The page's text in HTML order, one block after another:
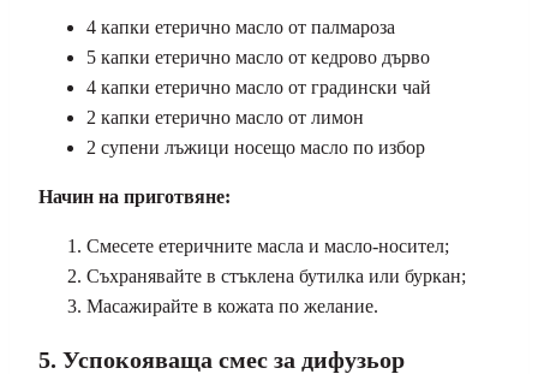
4 капки етерично масло от палмароза
5 капки етерично масло от кедрово дърво
4 капки етерично масло от градински чай
2 капки етерично масло от лимон
2 супени лъжици носещо масло по избор
Начин на приготвяне:
Смесете етеричните масла и масло-носител;
Съхранявайте в стъклена бутилка или буркан;
Масажирайте в кожата по желание.
5. Успокояваща смес за дифузьор